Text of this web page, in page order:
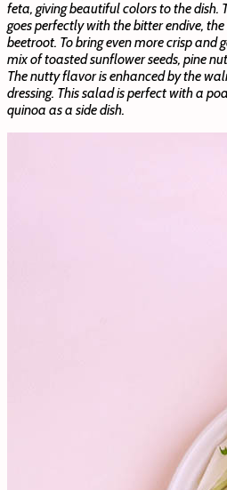
feta, giving beautiful colors to the dish.
goes perfectly with the bitter endive,
beetroot. To bring even more crisp and
mix of toasted sunflower seeds, pine
The nutty flavor is enhanced by the
dressing. This salad is perfect with a
quinoa as a side dish.